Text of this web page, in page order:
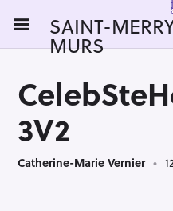
i
SAINT-
MURS
3V2
Catherine-Marie Vernier